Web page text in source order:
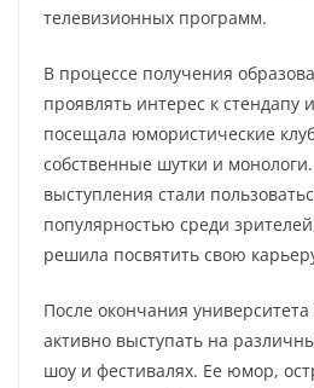
телевизионных программ.
В процессе получения
проявлять интерес к
посещала юмористические
собственные шутки и
выступления стали
популярностью среди
решила посвятить свою
После окончания
активно выступать на
шоу и фестивалях. Ее юмор,